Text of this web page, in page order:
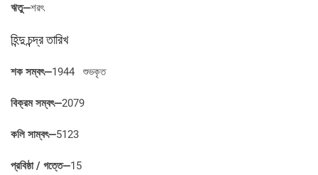
ঋতু—শরৎ
হিন্দু চন্দ্র তারিখ
শক সম্বৎ—1944 শুভকৃত
বিক্রম সম্বৎ—2079
কলি সাম্বৎ—5123
প্রবিষ্ঠা / গত্তে—15